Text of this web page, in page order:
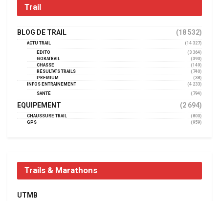
Trail
BLOG DE TRAIL (18 532)
ACTU TRAIL
(14 327)
EDITO
(3 364)
GORATRAIL
(390)
CHASSE
(149)
RÉSULTATS TRAILS
(740)
PREMIUM
(38)
INFOS ENTRAINEMENT
(4 233)
SANTÉ
(794)
EQUIPEMENT (2 694)
CHAUSSURE TRAIL
(800)
GPS
(959)
Trails & Marathons
UTMB